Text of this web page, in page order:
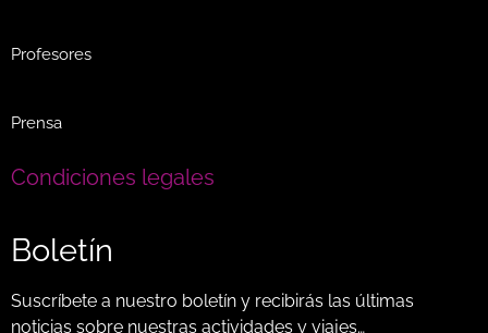
Profesores
Prensa
Condiciones legales
Boletín
Suscríbete a nuestro boletín y recibirás las últimas
noticias sobre nuestras actividades y viajes…